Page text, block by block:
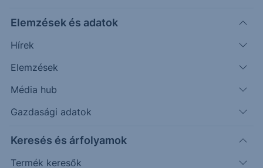
Elemzések és adatok
Hírek
Elemzések
Média hub
Gazdasági adatok
Keresés és árfolyamok
Termék keresők
jelentősebb elmozdulások az EURUSD
kurzusában. Tegnap nap végére enyhén erősödött